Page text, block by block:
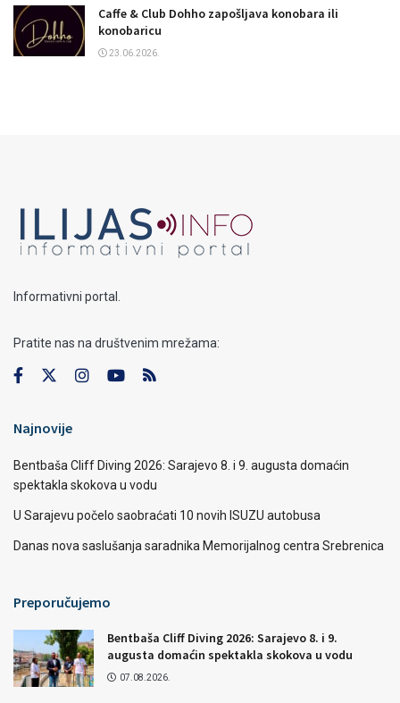
Caffe & Club Dohho zapošljava konobara ili
konobaricu
23.06.2026.
Informativni portal.
Pratite nas na društvenim mrežama:
Najnovije
Bentbaša Cliff Diving 2026: Sarajevo 8. i 9. augusta domaćin
spektakla skokova u vodu
U Sarajevu počelo saobraćati 10 novih ISUZU autobusa
Danas nova saslušanja saradnika Memorijalnog centra Srebrenica
Preporučujemo
Bentbaša Cliff Diving 2026: Sarajevo 8. i 9.
augusta domaćin spektakla skokova u vodu
07.08.2026.